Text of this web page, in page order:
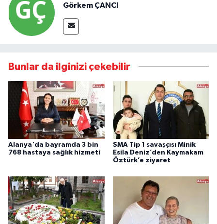
Görkem ÇANCI
Bunlar da ilginizi çekebilir
Alanya'da bayramda 3 bin
768 hastaya sağlık hizmeti
SMA Tip 1 savaşçısı Minik
Esila Deniz’den Kaymakam
Öztürk’e ziyaret